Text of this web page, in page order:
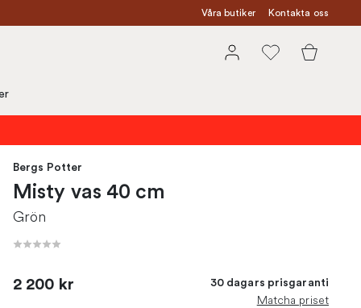
Våra butiker Kontakta oss
Bergs Potter
Misty vas 40 cm
Grön
2 200 kr 30 dagars prisgaranti
Matcha priset